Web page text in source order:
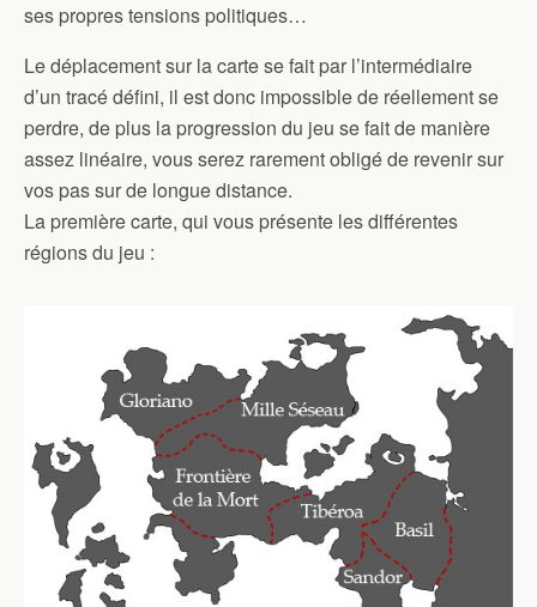
ses propres tensions politiques…
Le déplacement sur la carte se fait par l’intermédiaire
d’un tracé défini, il est donc impossible de réellement se
perdre, de plus la progression du jeu se fait de manière
assez linéaire, vous serez rarement obligé de revenir sur
vos pas sur de longue distance.
La première carte, qui vous présente les différentes
régions du jeu :